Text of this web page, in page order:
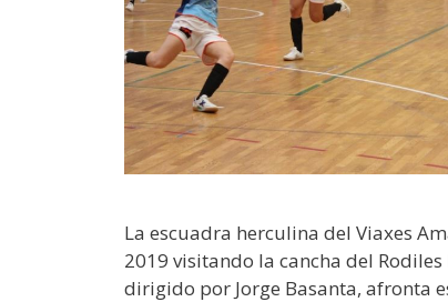
La escuadra herculina del Viaxes
2019 visitando la cancha del Rodiles
dirigido por Jorge Basanta, afronta